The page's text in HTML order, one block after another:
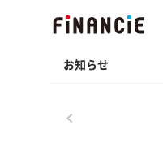
お知らせ